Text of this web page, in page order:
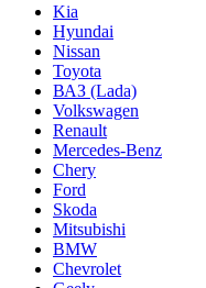
Kia
Hyundai
Nissan
Toyota
ВАЗ (Lada)
Volkswagen
Renault
Mercedes-Benz
Chery
Ford
Skoda
Mitsubishi
BMW
Chevrolet